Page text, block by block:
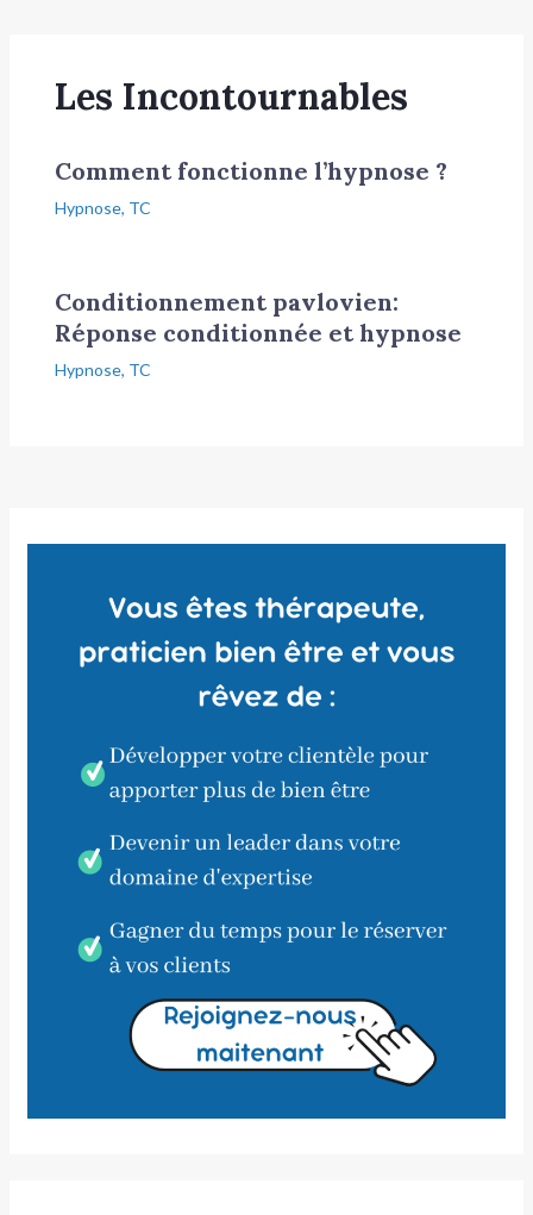
Les Incontournables
Comment fonctionne l’hypnose ?
Hypnose, TC
Conditionnement pavlovien:
Réponse conditionnée et hypnose
Hypnose, TC